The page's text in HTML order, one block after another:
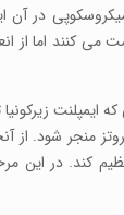
در آن
کنند اما از
شود. از
کند. در این